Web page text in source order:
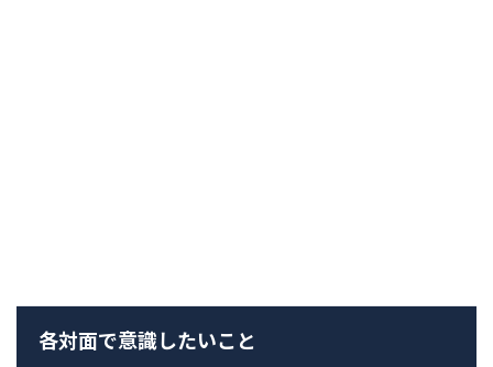
各対面で意識したいこと